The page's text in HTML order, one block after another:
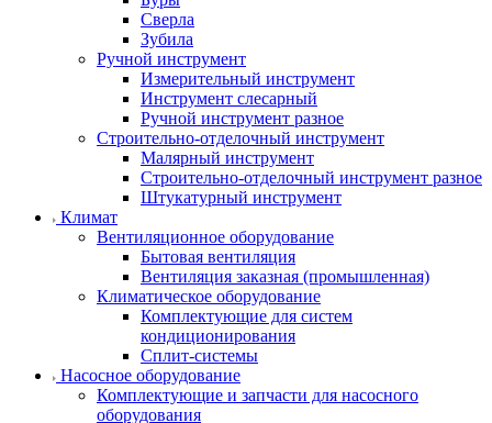
Сверла
Зубила
Ручной инструмент
Измерительный инструмент
Инструмент слесарный
Ручной инструмент разное
Строительно-отделочный инструмент
Малярный инструмент
Строительно-отделочный инструмент разное
Штукатурный инструмент
Климат
Вентиляционное оборудование
Бытовая вентиляция
Вентиляция заказная (промышленная)
Климатическое оборудование
Комплектующие для систем
кондиционирования
Сплит-системы
Насосное оборудование
Комплектующие и запчасти для насосного
оборудования